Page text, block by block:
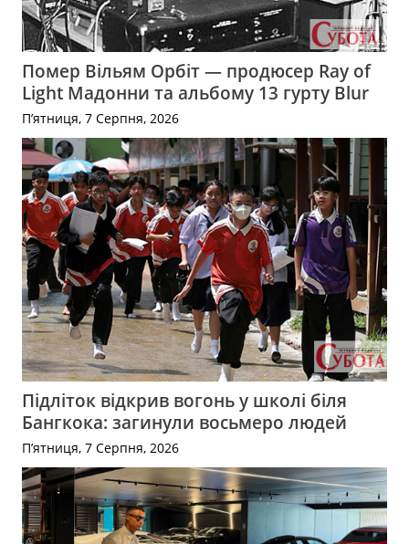
Помер Вільям Орбіт — продюсер Ray of
Light Мадонни та альбому 13 гурту Blur
П’ятниця, 7 Серпня, 2026
Підліток відкрив вогонь у школі біля
Бангкока: загинули восьмеро людей
П’ятниця, 7 Серпня, 2026